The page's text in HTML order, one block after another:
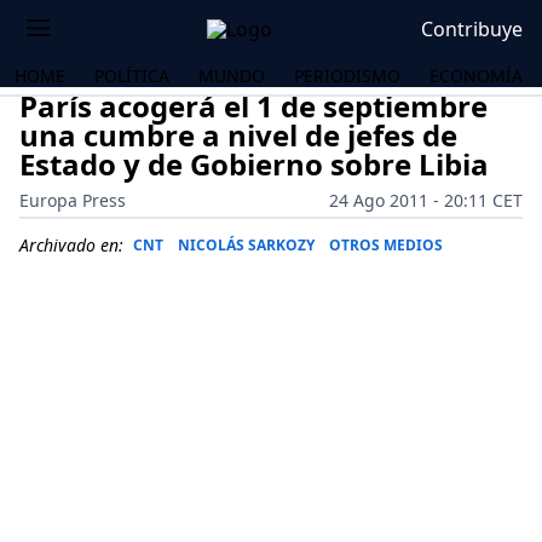
Contribuye
HOME POLÍTICA MUNDO PERIODISMO ECONOMÍA
París acogerá el 1 de septiembre
una cumbre a nivel de jefes de
Estado y de Gobierno sobre Libia
Europa Press
24 Ago 2011 - 20:11 CET
Archivado en: CNT NICOLÁS SARKOZY OTROS MEDIOS